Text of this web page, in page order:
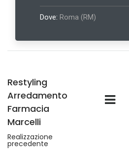
Dove: Roma (RM)
Restyling
Arredamento
Farmacia
Marcelli
Realizzazione
precedente